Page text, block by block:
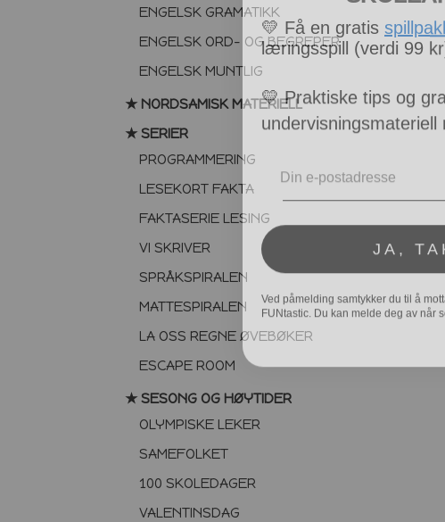
ENGELSK GRAMATIKK
ENGELSK ORD- OG BEGREPER
ENGELSK MUNTLIG
★ NORDSAMISK MATERIELL
★ SERIER
PROGRAMMERING
LESEKORT FAKTA
FAKTASERIE LESING
VI SKRIVER
SPRÅKSPIRALEN
MATTESPIRALEN
LA OSS REGNE ØVEBØKER
ESCAPE ROOM
★ SESONG OG HØYTIDER
OLYMPISKE LEKER
SAMEFOLKET
100 SKOLEDAGER
VALENTINSDAG
💛
læringsspill (verdi 99
💛
undervisningsmateriell
JA,
FUNtastic. Du kan melde deg av når